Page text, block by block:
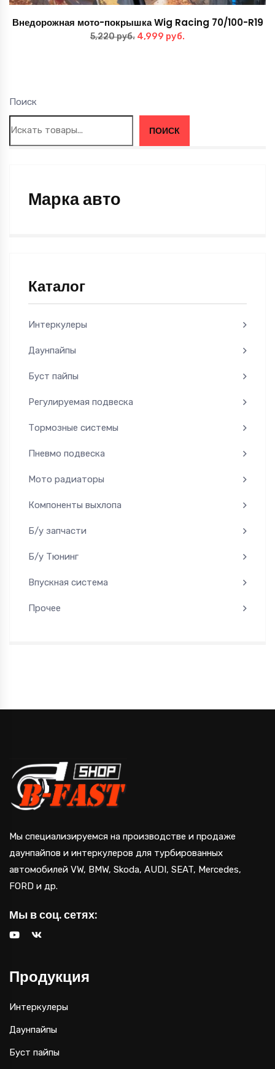
Поиск
ПОИСК
Марка авто
Каталог
Интеркулеры
Даунпайпы
Буст пайпы
Регулируемая подвеска
Тормозные системы
Пневмо подвеска
Мото радиаторы
Компоненты выхлопа
Б/у запчасти
Б/у Тюнинг
Впускная система
Прочее
Внедорожная мото-покрышка Wig Racing 70/100-R19
5,220руб. Первоначальная
4,999 руб.
Мы специализируемся на производстве и продаже
даунпайпов и интеркулеров для турбированных
автомобилей VW, BMW, Skoda, AUDI, SEAT, Mercedes,
FORD и др.
Мы в соц. сетях:
Продукция
Интеркулеры
Даунпайпы
Буст пайпы